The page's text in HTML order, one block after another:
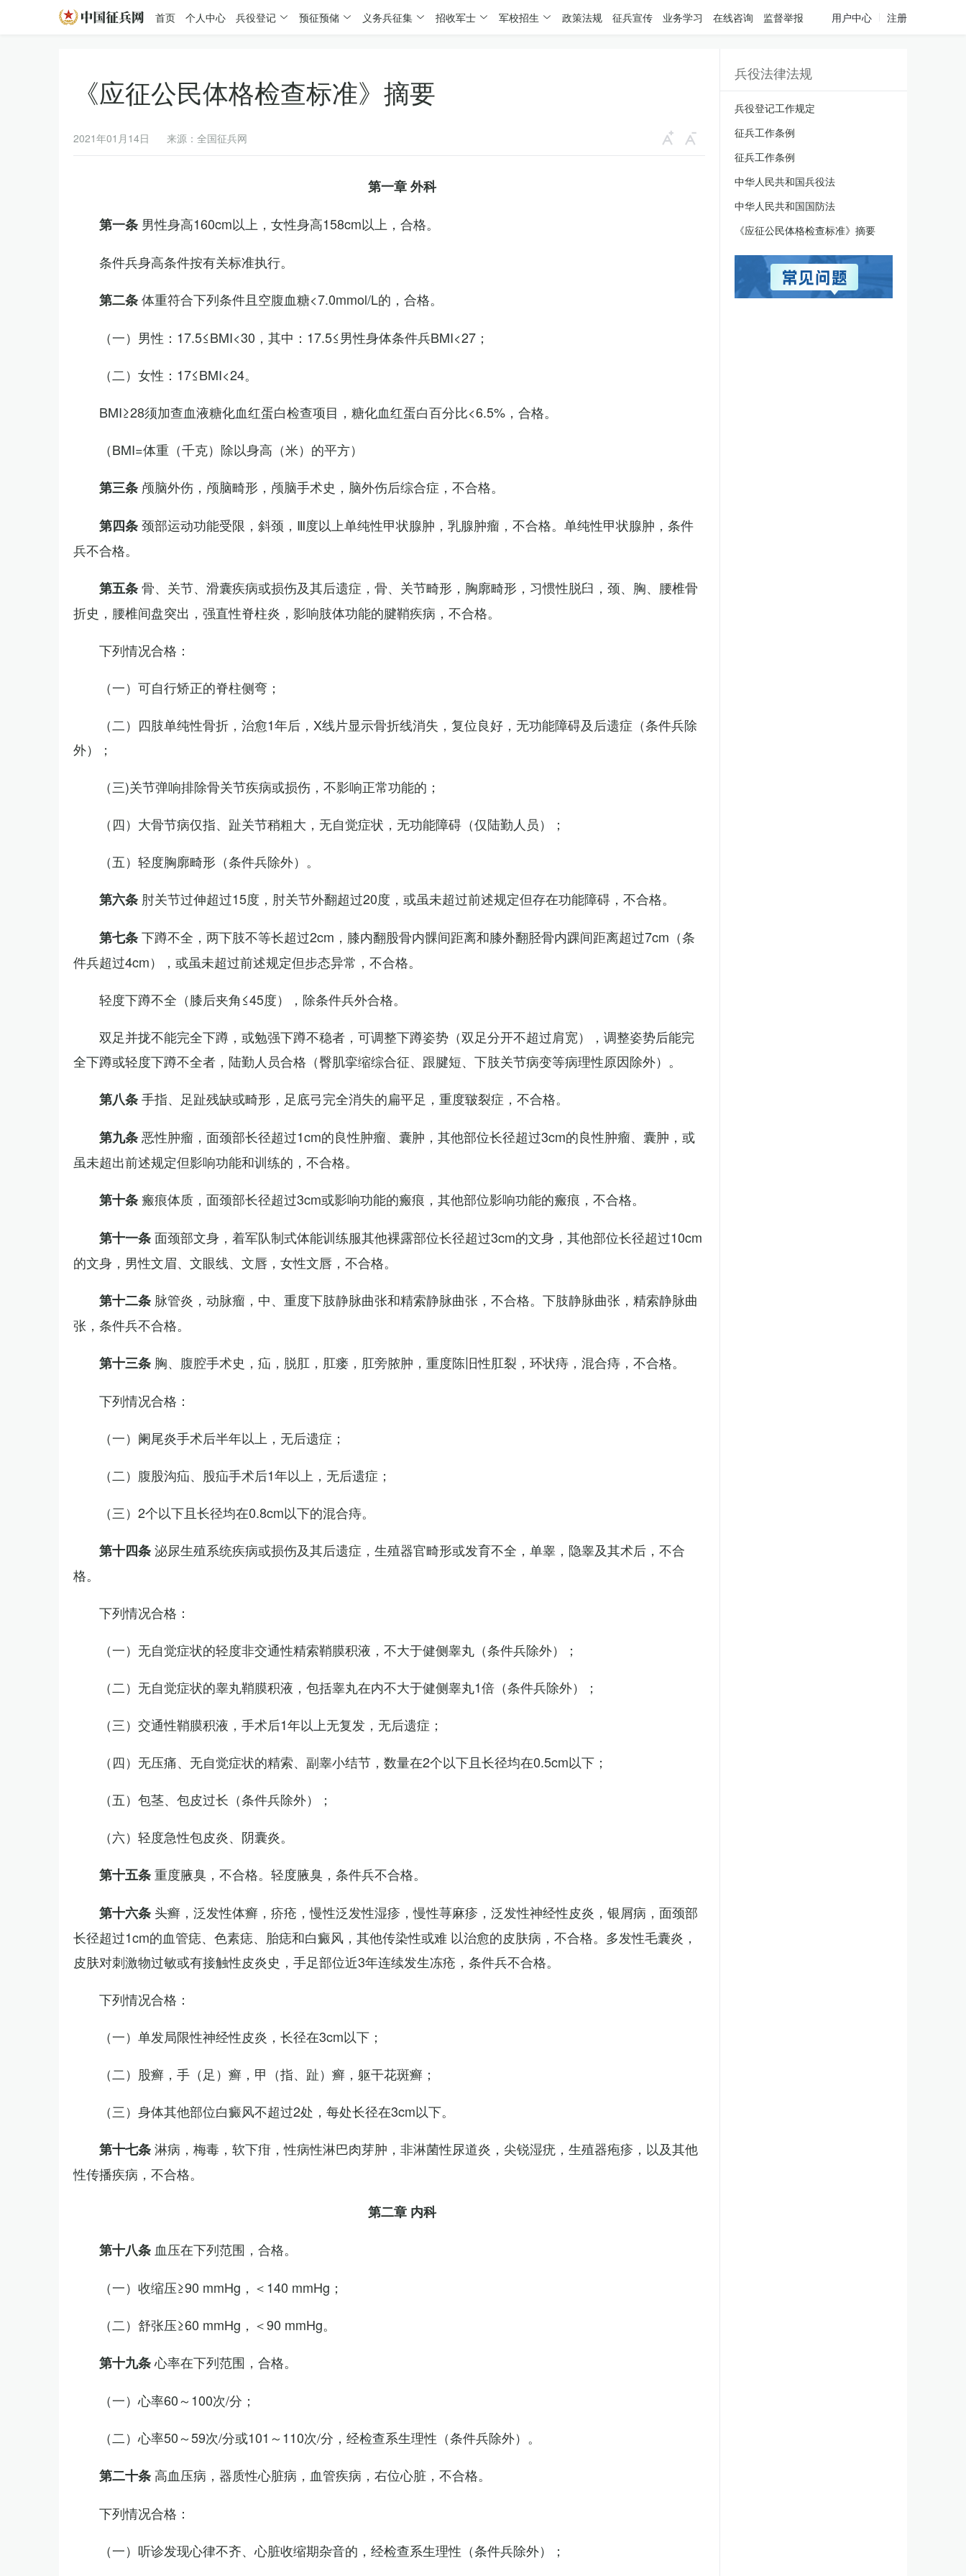
首页 个人中心 兵役登记 预征预储 义务兵征集 招收军士 军校招生 政策法规 征兵宣传 业务学习 在线咨询 监督举报 用户中心 注册
《应征公民体格检查标准》摘要
2021年01月14日 来源：全国征兵网
第一章 外科
第一条 男性身高160cm以上，女性身高158cm以上，合格。
条件兵身高条件按有关标准执行。
第二条体重符合下列条件且空腹血糖<7.0mmol/L的，合格。
（一）男性：17.5≤BMI<30，其中：17.5≤男性身体条件兵BMI<27；
（二）女性：17≤BMI<24。
BMI≥28须加查血液糖化血红蛋白检查项目，糖化血红蛋白百分比<6.5%，合格。
（BMI=体重（千克）除以身高（米）的平方）
第三条 颅脑外伤，颅脑畸形，颅脑手术史，脑外伤后综合症，不合格。
第四条颈部运动功能受限，斜颈，Ⅲ度以上单纯性甲状腺肿，乳腺肿瘤，不合格。单纯性甲状腺肿，条件
兵不合格。
第五条骨、关节、滑囊疾病或损伤及其后遗症，骨、关节畸形，胸廓畸形，习惯性脱臼，颈、胸、腰椎骨
折史，腰椎间盘突出，强直性脊柱炎，影响肢体功能的腱鞘疾病，不合格。
下列情况合格：
（一）可自行矫正的脊柱侧弯；
（二）四肢单纯性骨折，治愈1年后，X线片显示骨折线消失，复位良好，无功能障碍及后遗症（条件兵除
外）；
（三)关节弹响排除骨关节疾病或损伤，不影响正常功能的；
（四）大骨节病仅指、趾关节稍粗大，无自觉症状，无功能障碍（仅陆勤人员）；
（五）轻度胸廓畸形（条件兵除外）。
第六条 肘关节过伸超过15度，肘关节外翻超过20度，或虽未超过前述规定但存在功能障碍，不合格。
第七条下蹲不全，两下肢不等长超过2cm，膝内翻股骨内髁间距离和膝外翻胫骨内踝间距离超过7cm（条
件兵超过4cm），或虽未超过前述规定但步态异常，不合格。
轻度下蹲不全（膝后夹角≤45度），除条件兵外合格。
双足并拢不能完全下蹲，或勉强下蹲不稳者，可调整下蹲姿势（双足分开不超过肩宽），调整姿势后能完
全下蹲或轻度下蹲不全者，陆勤人员合格（臀肌挛缩综合征、跟腱短、下肢关节病变等病理性原因除外）。
第八条手指、足趾残缺或畸形，足底弓完全消失的扁平足，重度皲裂症，不合格。
第九条恶性肿瘤，面颈部长径超过1cm的良性肿瘤、囊肿，其他部位长径超过3cm的良性肿瘤、囊肿，或
虽未超出前述规定但影响功能和训练的，不合格。
第十条 瘢痕体质，面颈部长径超过3cm或影响功能的瘢痕，其他部位影响功能的瘢痕，不合格。
第十一条面颈部文身，着军队制式体能训练服其他裸露部位长径超过3cm的文身，其他部位长径超过10cm
的文身，男性文眉、文眼线、文唇，女性文唇，不合格。
第十二条 脉管炎，动脉瘤，中、重度下肢静脉曲张和精索静脉曲张，不合格。下肢静脉曲张，精索静脉曲
张，条件兵不合格。
第十三条 胸、腹腔手术史，疝，脱肛，肛瘘，肛旁脓肿，重度陈旧性肛裂，环状痔，混合痔，不合格。
下列情况合格：
（一）阑尾炎手术后半年以上，无后遗症；
（二）腹股沟疝、股疝手术后1年以上，无后遗症；
（三）2个以下且长径均在0.8cm以下的混合痔。
第十四条泌尿生殖系统疾病或损伤及其后遗症，生殖器官畸形或发育不全，单睾，隐睾及其术后，不合
格。
下列情况合格：
（一）无自觉症状的轻度非交通性精索鞘膜积液，不大于健侧睾丸（条件兵除外）；
（二）无自觉症状的睾丸鞘膜积液，包括睾丸在内不大于健侧睾丸1倍（条件兵除外）；
（三）交通性鞘膜积液，手术后1年以上无复发，无后遗症；
（四）无压痛、无自觉症状的精索、副睾小结节，数量在2个以下且长径均在0.5cm以下；
（五）包茎、包皮过长（条件兵除外）；
（六）轻度急性包皮炎、阴囊炎。
第十五条重度腋臭，不合格。轻度腋臭，条件兵不合格。
第十六条 头癣，泛发性体癣，疥疮，慢性泛发性湿疹，慢性荨麻疹，泛发性神经性皮炎，银屑病，面颈部
长径超过1cm的血管痣、色素痣、胎痣和白癜风，其他传染性或难 以治愈的皮肤病，不合格。多发性毛囊炎，
皮肤对刺激物过敏或有接触性皮炎史，手足部位近3年连续发生冻疮，条件兵不合格。
下列情况合格：
（一）单发局限性神经性皮炎，长径在3cm以下；
（二）股癣，手（足）癣，甲（指、趾）癣，躯干花斑癣；
（三）身体其他部位白癜风不超过2处，每处长径在3cm以下。
第十七条淋病，梅毒，软下疳，性病性淋巴肉芽肿，非淋菌性尿道炎，尖锐湿疣，生殖器疱疹，以及其他
性传播疾病，不合格。
第二章 内科
第十八条 血压在下列范围，合格。
（一）收缩压≥90 mmHg，＜140 mmHg；
（二）舒张压≥60 mmHg，＜90 mmHg。
第十九条心率在下列范围，合格。
（一）心率60～100次/分；
（二）心率50～59次/分或101～110次/分，经检查系生理性（条件兵除外）。
第二十条 高血压病，器质性心脏病，血管疾病，右位心脏，不合格。
下列情况合格：
（一）听诊发现心律不齐、心脏收缩期杂音的，经检查系生理性（条件兵除外）；
兵役法律法规
兵役登记工作规定
征兵工作条例
征兵工作条例
中华人民共和国兵役法
中华人民共和国国防法
《应征公民体格检查标准》摘要